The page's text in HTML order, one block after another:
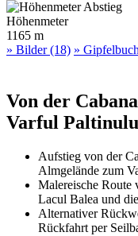
Höhenmeter
1165 m
» Bilder (18) » Gipfelbuch
Von der
Varful
Aufstieg von der
Almgelände zum
Malereische Route
Lacul Balea und
Alternativer
Rückfahrt per